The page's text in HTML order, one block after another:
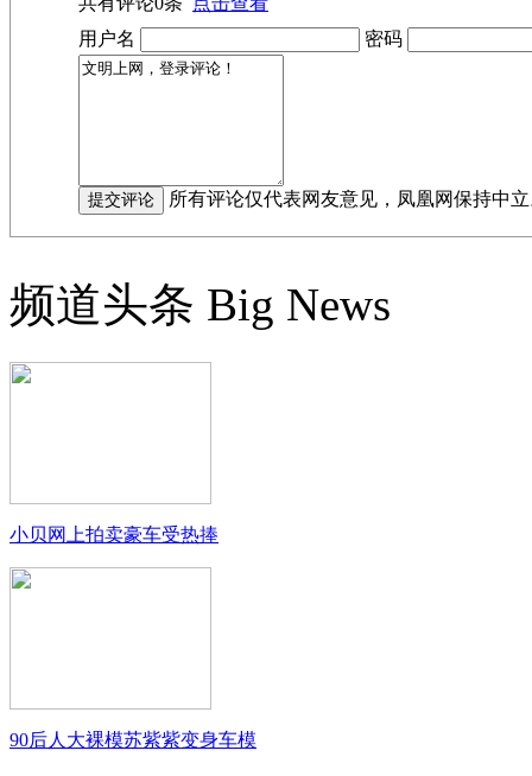
用户名
密码
所有评论仅代表网友意见，凤凰网保持中
频道头条 Big News
小贝网上拍卖豪车受热捧
90后人大裸模苏紫紫变身车模